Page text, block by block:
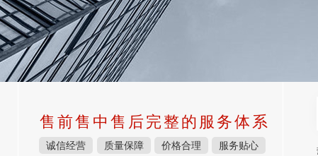
售前售中售后完整的服务体系
诚信经营 质量保障 价格合理 服务贴心